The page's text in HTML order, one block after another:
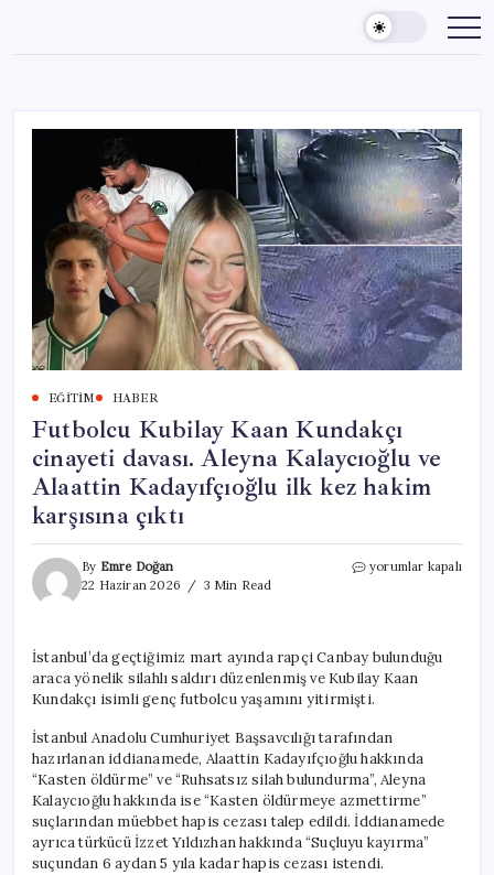
content
EĞITIM HABER
Futbolcu Kubilay Kaan Kundakçı
cinayeti davası. Aleyna Kalaycıoğlu ve
Alaattin Kadayıfçıoğlu ilk kez hakim
karşısına çıktı
By Emre Doğan
22 Haziran 2026
3 Min Read
Futbolcu
davası.
Aleyna
Kalaycıoğlu
Alaattin
Kadayıfçıoğlu
ilk
kez
hakim
karşısına
çıktı
için
yorumlar kapalı
İstanbul’da geçtiğimiz mart ayında rapçi Canbay bulunduğu
araca yönelik silahlı saldırı düzenlenmiş ve Kubilay Kaan
Kundakçı isimli genç futbolcu yaşamını yitirmişti.
İstanbul Anadolu Cumhuriyet Başsavcılığı tarafından
hazırlanan iddianamede, Alaattin Kadayıfçıoğlu hakkında
“Kasten öldürme” ve “Ruhsatsız silah bulundurma”, Aleyna
Kalaycıoğlu hakkında ise “Kasten öldürmeye azmettirme”
suçlarından müebbet hapis cezası talep edildi. İddianamede
ayrıca türkücü İzzet Yıldızhan hakkında “Suçluyu kayırma”
suçundan 6 aydan 5 yıla kadar hapis cezası istendi.